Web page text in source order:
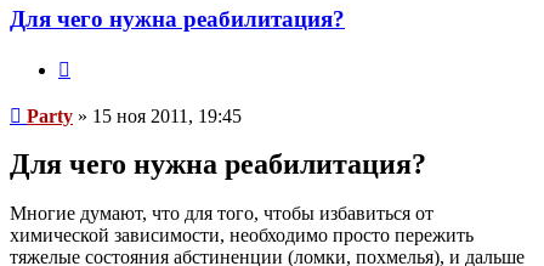
Для чего нужна реабилитация?
Сообщение
Party » 15 ноя 2011, 19:45
Для чего нужна реабилитация?
Многие думают, что для того, чтобы избавиться от
химической зависимости, необходимо просто пережить
тяжелые состояния абстиненции (ломки, похмелья), и дальше